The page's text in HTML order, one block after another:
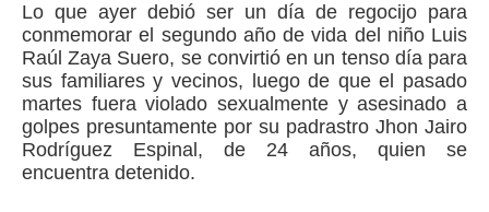
Lo que ayer debió ser un día de regocijo para
conmemorar el segundo año de vida del niño Luis
Raúl Zaya Suero, se convirtió en un tenso día para
sus familiares y vecinos, luego de que el pasado
martes fuera violado sexualmente y asesinado a
golpes presuntamente por su padrastro Jhon Jairo
Rodríguez Espinal, de 24 años, quien se
encuentra detenido.